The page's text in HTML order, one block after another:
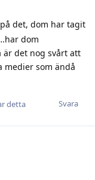
det, dom har tagit
dom
det nog svårt att
medier som ändå
Svara
detta